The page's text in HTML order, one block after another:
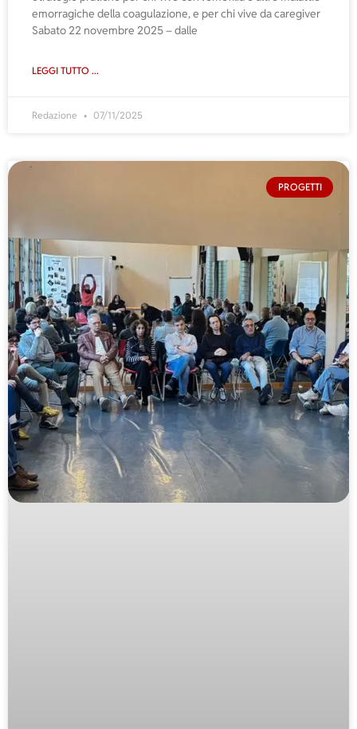
emorragiche della coagulazione, e per chi vive da caregiver
Sabato 22 novembre 2025 – dalle
LEGGI TUTTO ...
Redazione 07/11/2025
PROGETTI